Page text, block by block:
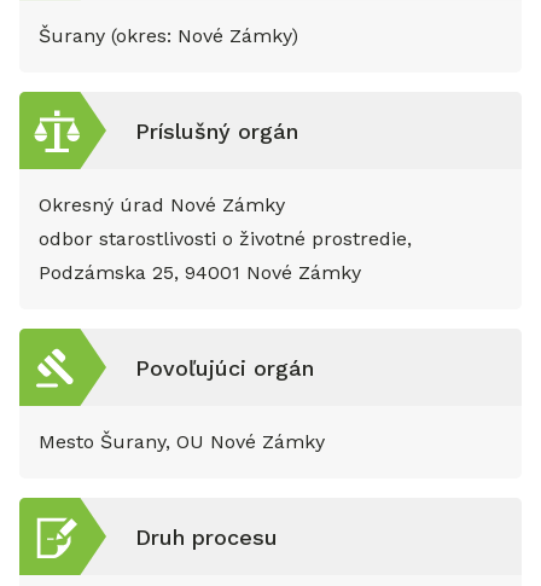
Šurany (okres: Nové Zámky)
Príslušný orgán
Okresný úrad Nové Zámky
odbor starostlivosti o životné prostredie,
Podzámska 25, 94001 Nové Zámky
Povoľujúci orgán
Mesto Šurany, OU Nové Zámky
Druh procesu